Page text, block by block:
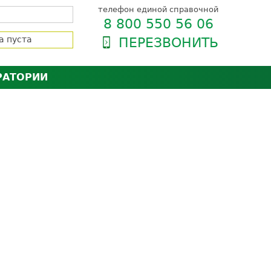
пуста
телефон единой справочной
8 800 550 56 06
ПЕРЕЗВОНИТЬ